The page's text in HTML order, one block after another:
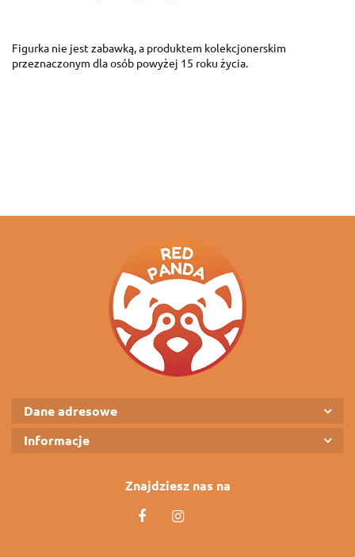
Figurka nie jest zabawką, a produktem kolekcjonerskim
przeznaczonym dla osób powyżej 15 roku życia.
Dane adresowe
Informacje
Znajdziesz nas na